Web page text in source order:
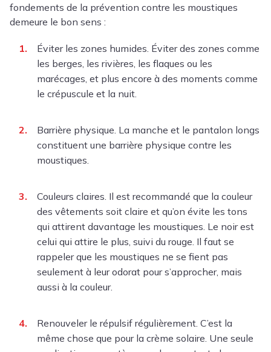
fondements de la prévention contre les moustiques
demeure le bon sens :
Éviter les zones humides. Éviter des zones comme
les berges, les rivières, les flaques ou les
marécages, et plus encore à des moments comme
le crépuscule et la nuit.
Barrière physique. La manche et le pantalon longs
constituent une barrière physique contre les
moustiques.
Couleurs claires. Il est recommandé que la couleur
des vêtements soit claire et qu’on évite les tons
qui attirent davantage les moustiques. Le noir est
celui qui attire le plus, suivi du rouge. Il faut se
rappeler que les moustiques ne se fient pas
seulement à leur odorat pour s’approcher, mais
aussi à la couleur.
Renouveler le répulsif régulièrement. C’est la
même chose que pour la crème solaire. Une seule